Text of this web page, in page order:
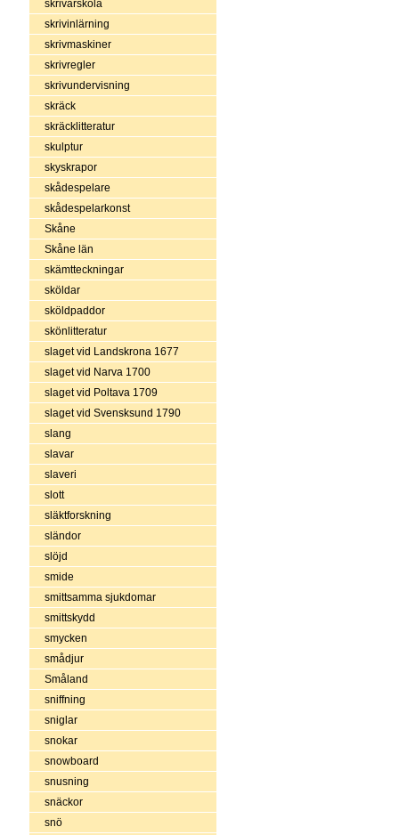
skrivarskola
skrivinlärning
skrivmaskiner
skrivregler
skrivundervisning
skräck
skräcklitteratur
skulptur
skyskrapor
skådespelare
skådespelarkonst
Skåne
Skåne län
skämtteckningar
sköldar
sköldpaddor
skönlitteratur
slaget vid Landskrona 1677
slaget vid Narva 1700
slaget vid Poltava 1709
slaget vid Svensksund 1790
slang
slavar
slaveri
slott
släktforskning
sländor
slöjd
smide
smittsamma sjukdomar
smittskydd
smycken
smådjur
Småland
sniffning
sniglar
snokar
snowboard
snusning
snäckor
snö